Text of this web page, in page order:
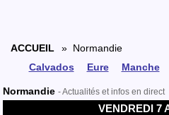
ACCUEIL
» Normandie
Calvados
Eure Manche
Normandie - Actualités et infos en direct
VENDREDI 7